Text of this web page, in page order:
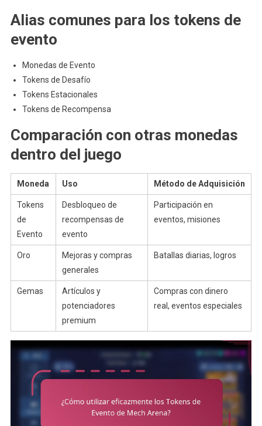
Alias comunes para los tokens de
evento
Monedas de Evento
Tokens de Desafío
Tokens Estacionales
Tokens de Recompensa
Comparación con otras monedas
dentro del juego
Moneda Uso Método de Adquisición
Tokens
de
Evento
Desbloqueo de
recompensas de
evento
Participación en
eventos, misiones
Oro
Mejoras y compras
generales
Batallas diarias, logros
Gemas
Artículos y
potenciadores
premium
Compras con dinero
real, eventos especiales